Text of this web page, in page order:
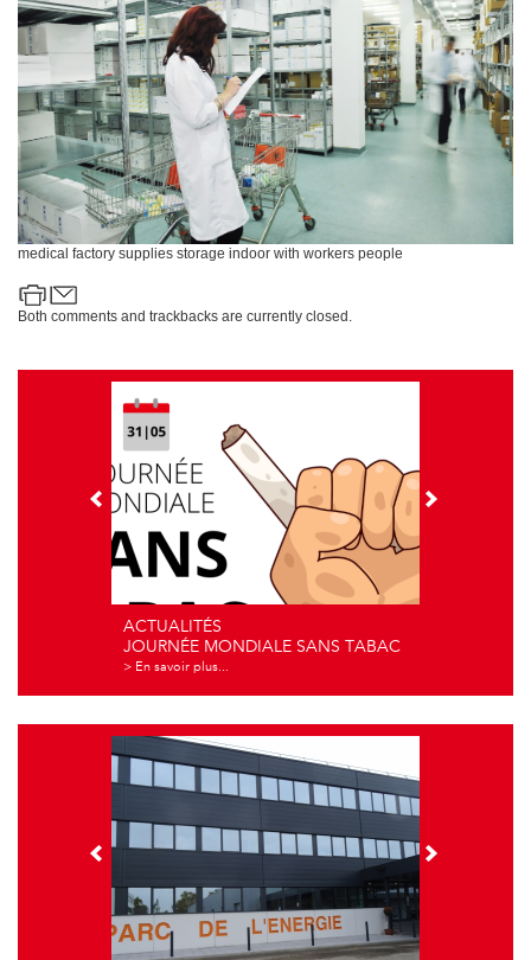
i
o
n
medical factory supplies storage indoor with workers people
Both comments and trackbacks are currently closed.
ACTUALITÉS
JOURNÉE MONDIALE SANS TABAC
> En savoir plus...